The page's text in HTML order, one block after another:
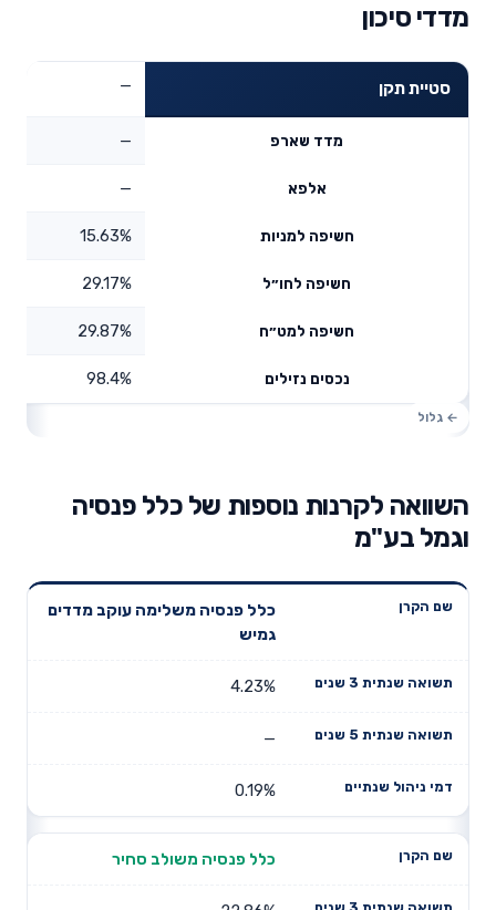
מדדי סיכון
סטיית תקן —
מדד שארפ —
אלפא —
חשיפה למניות 15.63%
חשיפה לחו״ל 29.17%
חשיפה למט״ח 29.87%
נכסים נזילים 98.4%
השוואה לקרנות נוספות של כלל פנסיה
וגמל בע"מ
שנתית 3
תשואה
דמי ניהול
כלל פנסיה משלימה עוקב מדדים
גמיש
4.23%
—
0.19%
כלל פנסיה משולב סחיר